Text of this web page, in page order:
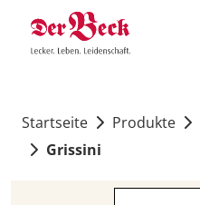
Startseite Produkte
Grissini